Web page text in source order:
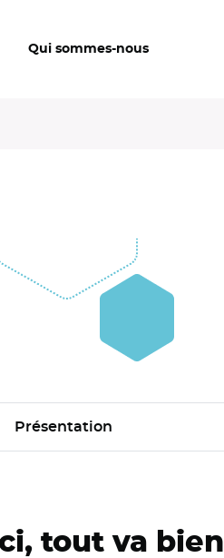
Qui sommes-nous
Présentation
tout va bien